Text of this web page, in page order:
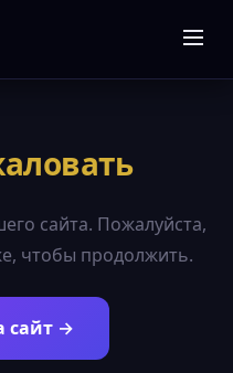
сайта. Пожалуйста,
чтобы продолжить.
сайт →